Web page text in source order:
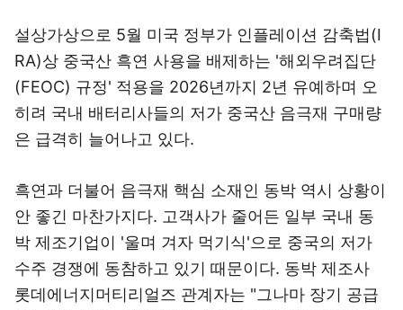
설상가상으로 5월 미국 정부가 인플레이션 감축법(I
RA)상 중국산 흑연 사용을 배제하는 '해외우려집단
(FEOC) 규정' 적용을 2026년까지 2년 유예하며 오
히려 국내 배터리사들의 저가 중국산 음극재 구매량
은 급격히 늘어나고 있다.
흑연과 더불어 음극재 핵심 소재인 동박 역시 상황이
안 좋긴 마찬가지다. 고객사가 줄어든 일부 국내 동
박 제조기업이 '울며 겨자 먹기식'으로 중국의 저가
수주 경쟁에 동참하고 있기 때문이다. 동박 제조사
롯데에너지머티리얼즈 관계자는 "그나마 장기 공급